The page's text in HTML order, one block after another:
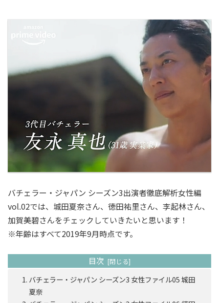
バチェラー・ジャパン シーズン3出演者徹底解析女性編
vol.02では、城田夏奈さん、徳田祐里さん、李起林さん、
加賀美碧さんをチェックしていきたいと思います！
※年齢はすべて2019年9月時点です。
目次
バチェラー・ジャパン シーズン3 女性ファイル05 城田
夏奈